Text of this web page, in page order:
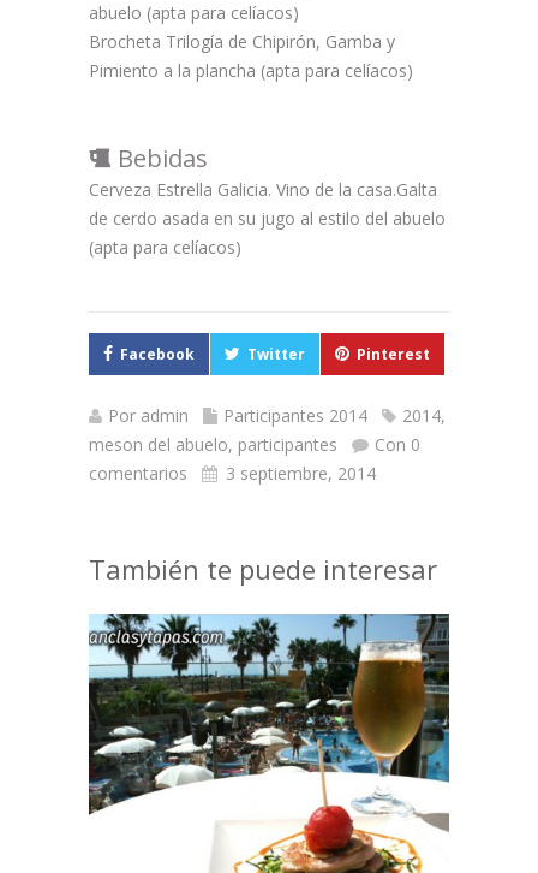
abuelo (apta para celíacos)
Brocheta Trilogía de Chipirón, Gamba y
Pimiento a la plancha (apta para celíacos)
Bebidas
Cerveza Estrella Galicia. Vino de la casa.Galta
de cerdo asada en su jugo al estilo del abuelo
(apta para celíacos)
Facebook Twitter Pinterest
Por admin Participantes 2014 2014,
meson del abuelo, participantes
Con 0
comentarios
3 septiembre, 2014
También te puede interesar